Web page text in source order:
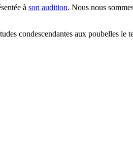
à son audition. Nous nous
condescendantes aux poubelles le